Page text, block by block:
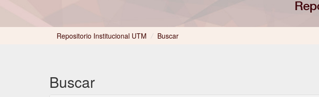
Repositorio Institucional UTM / Buscar
Buscar